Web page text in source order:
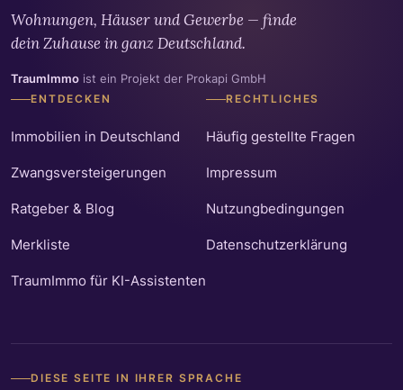
Wohnungen, Häuser und Gewerbe — finde
dein Zuhause in ganz Deutschland.
TraumImmo ist ein Projekt der Prokapi GmbH
ENTDECKEN
Immobilien in Deutschland
Zwangsversteigerungen
Ratgeber & Blog
Merkliste
TraumImmo für KI-Assistenten
RECHTLICHES
Häufig gestellte Fragen
Impressum
Nutzungbedingungen
Datenschutzerklärung
DIESE SEITE IN IHRER SPRACHE